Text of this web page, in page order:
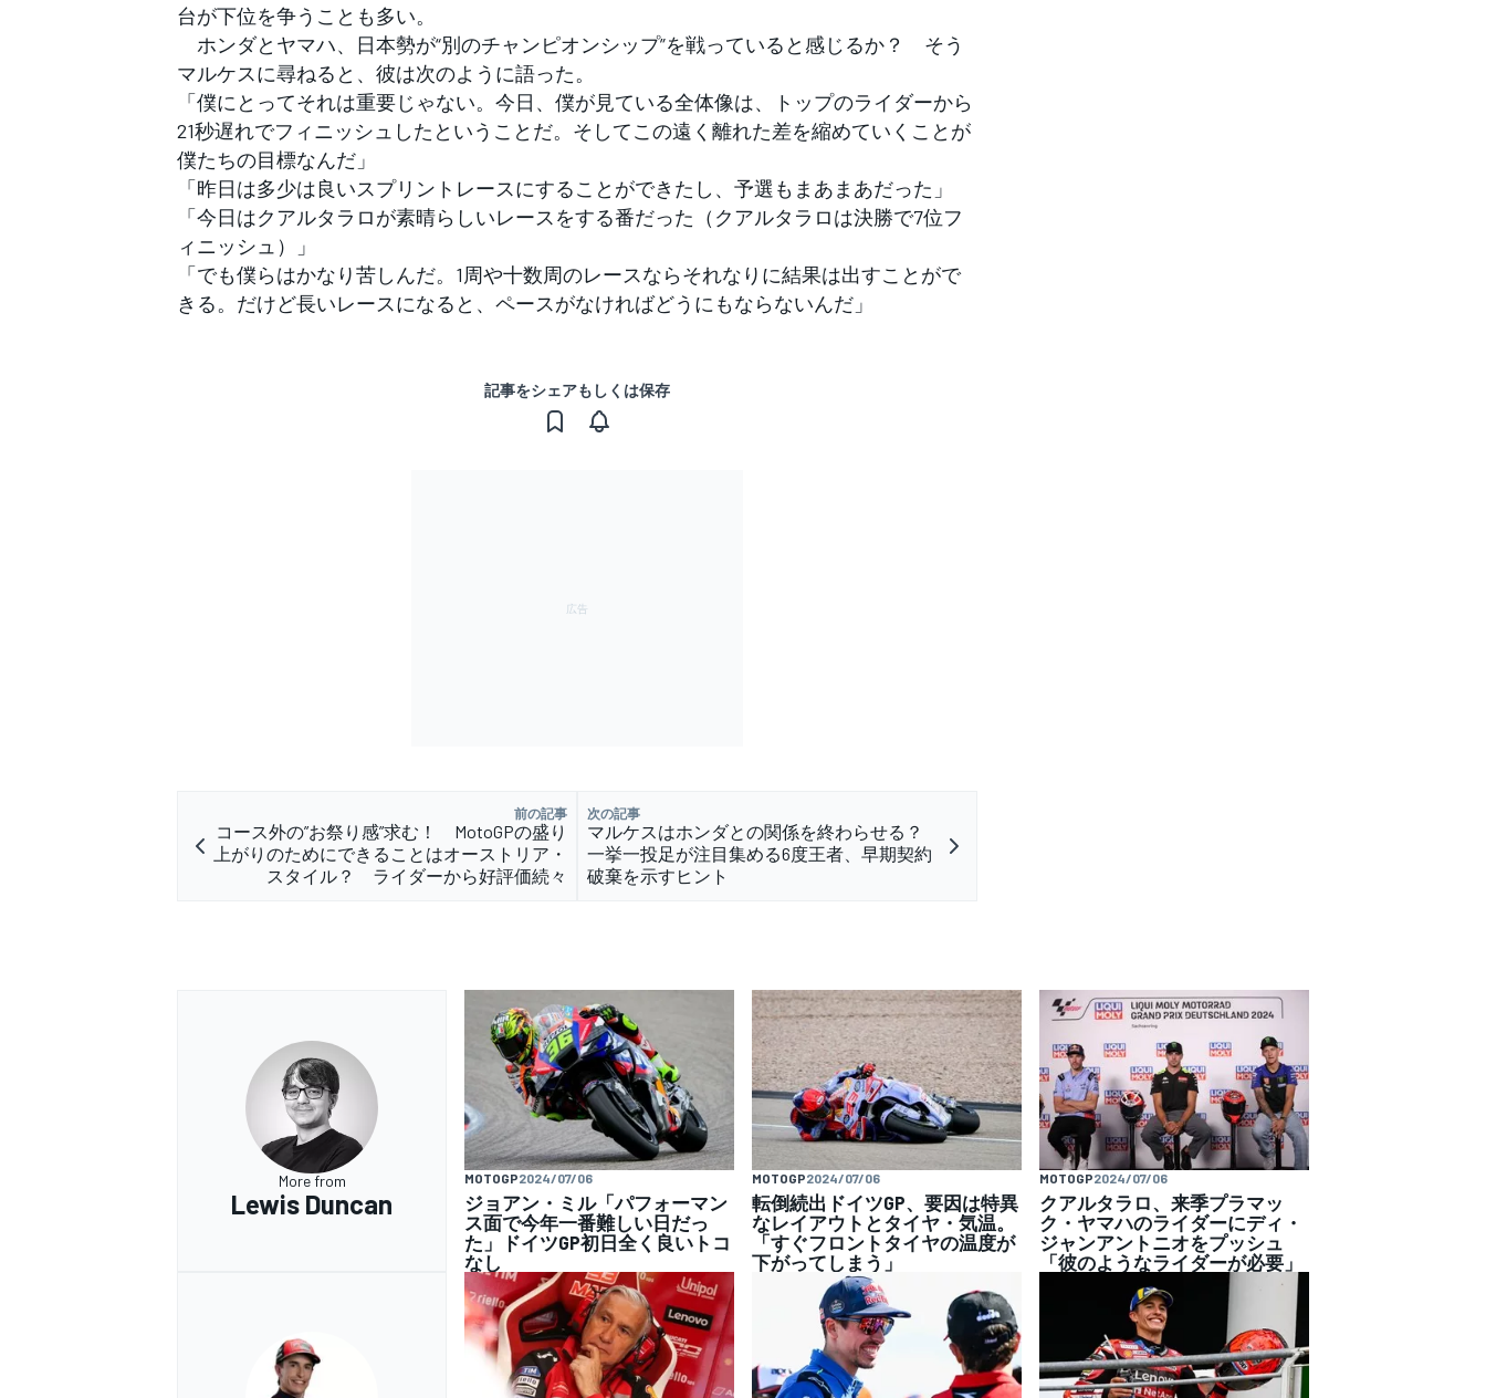
台が下位を争うことも多い。
ホンダとヤマハ、日本勢が“別のチャンピオンシップ”を戦っていると感じるか？ そう
マルケスに尋ねると、彼は次のように語った。
「僕にとってそれは重要じゃない。今日、僕が見ている全体像は、トップのライダーから
21秒遅れでフィニッシュしたということだ。そしてこの遠く離れた差を縮めていくことが
僕たちの目標なんだ」
「昨日は多少は良いスプリントレースにすることができたし、予選もまあまあだった」
「今日はクアルタラロが素晴らしいレースをする番だった（クアルタラロは決勝で7位フ
ィニッシュ）」
「でも僕らはかなり苦しんだ。1周や十数周のレースならそれなりに結果は出すことがで
きる。だけど長いレースになると、ペースがなければどうにもならないんだ」
記事をシェアもしくは保存
前の記事
コース外の”お祭り感”求む！ MotoGPの盛り
上がりのためにできることはオーストリア・
スタイル？ ライダーから好評価続々
次の記事
マルケスはホンダとの関係を終わらせる？
一挙一投足が注目集める6度王者、早期契約
破棄を示すヒント
More from
Lewis Duncan
MOTOGP2024/07/06
ジョアン・ミル「パフォーマン
ス面で今年一番難しい日だっ
た」ドイツGP初日全く良いトコ
なし
MOTOGP2024/07/06
転倒続出ドイツGP、要因は特異
なレイアウトとタイヤ・気温。
「すぐフロントタイヤの温度が
下がってしまう」
MOTOGP2024/07/06
クアルタラロ、来季プラマッ
ク・ヤマハのライダーにディ・
ジャンアントニオをプッシュ
「彼のようなライダーが必要」